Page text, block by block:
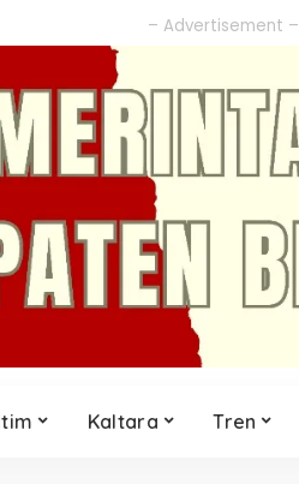
– Advertisement –
Kaltara Tren